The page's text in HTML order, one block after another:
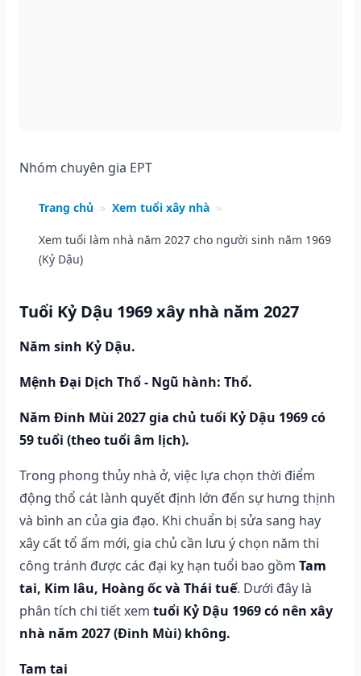
Nhóm chuyên gia EPT
Trang chủ » Xem tuổi xây nhà »
Xem tuổi làm nhà năm 2027 cho người sinh năm 1969
(Kỷ Dậu)
Tuổi Kỷ Dậu 1969 xây nhà năm 2027
Năm sinh Kỷ Dậu.
Mệnh Đại Dịch Thổ - Ngũ hành: Thổ.
Năm Đinh Mùi 2027 gia chủ tuổi Kỷ Dậu 1969 có
59 tuổi (theo tuổi âm lịch).
Trong phong thủy nhà ở, việc lựa chọn thời điểm
động thổ cát lành quyết định lớn đến sự hưng thịnh
và bình an của gia đạo. Khi chuẩn bị sửa sang hay
xây cất tổ ấm mới, gia chủ cần lưu ý chọn năm thi
công tránh được các đại kỵ hạn tuổi bao gồm Tam
tai, Kim lâu, Hoàng ốc và Thái tuế. Dưới đây là
phân tích chi tiết xem tuổi Kỷ Dậu 1969 có nên xây
nhà năm 2027 (Đinh Mùi) không.
Tam tai